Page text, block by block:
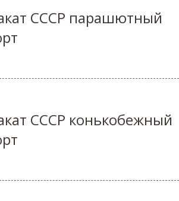
СССР парашютный
СССР конькобежный